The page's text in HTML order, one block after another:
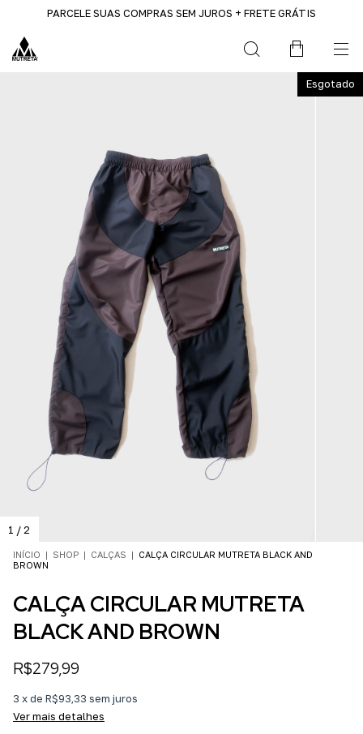
PARCELE SUAS COMPRAS SEM JUROS + FRETE GRÁTIS
Esgotado
1 /2
INÍCIO | SHOP | CALÇAS |
CALÇA CIRCULAR MUTRETA BLACK AND
BROWN
CALÇA CIRCULAR MUTRETA
BLACK AND BROWN
R$279,99
3 xde R$93,33 sem juros
Ver mais detalhes